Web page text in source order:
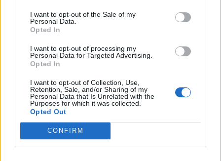
I want to opt-out of the Sale of my
Personal Data.
Opted In
I want to opt-out of processing my
Personal Data for Targeted Advertising.
Opted In
I want to opt-out of Collection, Use,
Retention, Sale, and/or Sharing of my
Personal Data that Is Unrelated with the
Purposes for which it was collected.
Opted Out
CONFIRM
Kontakt
Informace o profilu a chatu
Naposledy aktivní: 05.07.2015 00:09
Počet přátel: 0
Profil zobrazen: 59x
Oblibené místnosti
Sledované diskuze